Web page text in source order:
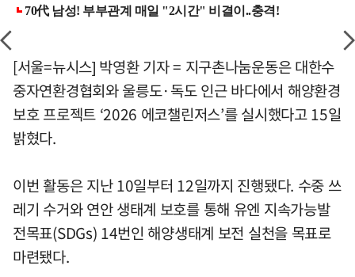
[서울=뉴시스] 박영환 기자 = 지구촌나눔운동은 대한수
중자연환경협회와 울릉도·독도 인근 바다에서 해양환경
보호 프로젝트 ‘2026 에코챌린저스’를 실시했다고 15일
밝혔다.
이번 활동은 지난 10일부터 12일까지 진행됐다. 수중 쓰
레기 수거와 연안 생태계 보호를 통해 유엔 지속가능발
전목표(SDGs) 14번인 해양생태계 보전 실천을 목표로
마련됐다.